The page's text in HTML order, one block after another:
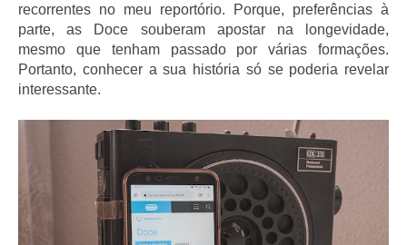
recorrentes no meu reportório. Porque, preferências à
parte, as Doce souberam apostar na longevidade,
mesmo que tenham passado por várias formações.
Portanto, conhecer a sua história só se poderia revelar
interessante.